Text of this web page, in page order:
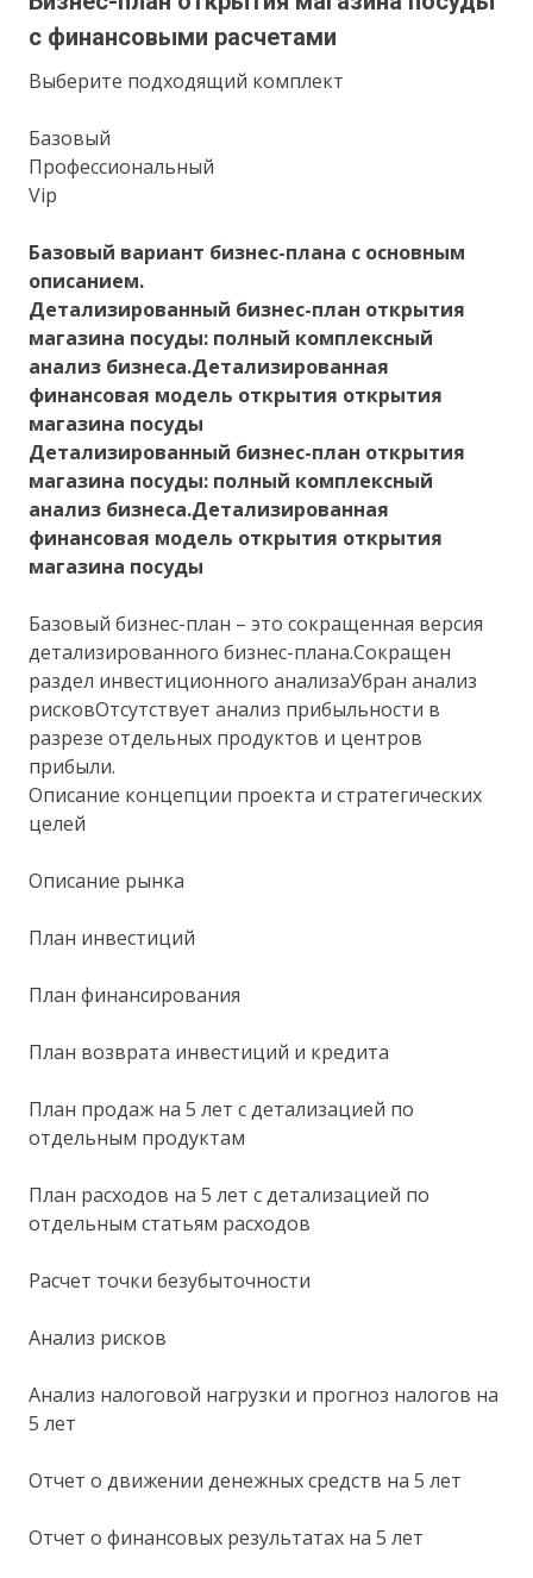
с финансовыми расчетами
Выберите подходящий комплект
Базовый
Профессиональный
Vip
Базовый вариант бизнес-плана с основным
описанием.
Детализированный бизнес-план открытия
магазина посуды: полный комплексный
анализ бизнеса.Детализированная
финансовая модель открытия открытия
магазина посуды
Детализированный бизнес-план открытия
магазина посуды: полный комплексный
анализ бизнеса.Детализированная
финансовая модель открытия открытия
магазина посуды
Базовый бизнес-план – это сокращенная версия
детализированного бизнес-плана.Сокращен
раздел инвестиционного анализаУбран анализ
рисковОтсутствует анализ прибыльности в
разрезе отдельных продуктов и центров
прибыли.
Описание концепции проекта и стратегических
целей
Описание рынка
План инвестиций
План финансирования
План возврата инвестиций и кредита
План продаж на 5 лет с детализацией по
отдельным продуктам
План расходов на 5 лет с детализацией по
отдельным статьям расходов
Расчет точки безубыточности
Анализ рисков
Анализ налоговой нагрузки и прогноз налогов на
5 лет
Отчет о движении денежных средств на 5 лет
Отчет о финансовых результатах на 5 лет